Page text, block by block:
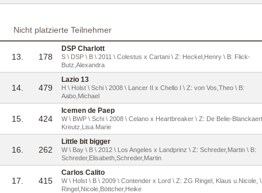
Nicht platzierte Teilnehmer
13. 178
DSP Charlott
S \ DSP \ B \ 2011 \ Colestus x Cartani \ Z: Heckel,Henry \ B: Flick-
Butz,Alexandra
14. 479
Lazio 13
H \ Holst \ Schi \ 2008 \ Lancer II x Chello I \ Z: von Vos,Theo \ B:
Aabo,Michael
15. 424
Icemen de Paep
W \ BWP \ Schi \ 2008 \ Celano x Heartbreaker \ Z: De Belie-
Kreutz,Lisa Marie
16. 262
Little bit bigger
W \ Bay \ B \ 2012 \ Los Angeles x Landprinz \ Z: Schreder,Martin \ B:
Schreder,Elisabeth,Schreder,Martin
17. 415
Carlos Calito
W \ Holst \ B \ 2009 \ Contender x Lord \ Z: ZG Ringel, Klaus u.Nicole,
Ringel,Nicole,Böttcher,Heike